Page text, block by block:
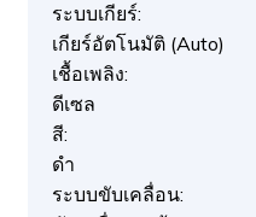
ระบบเกียร์:
เกียร์อัตโนมัติ (Auto)
เชื้อเพลิง:
ดีเซล
สี:
ดำ
ระบบขับเคลื่อน: